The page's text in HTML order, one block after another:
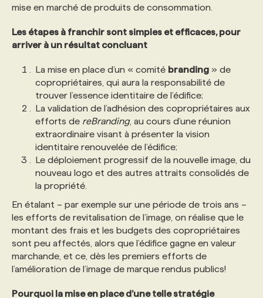
mise en marché de produits de consommation.
Les étapes à franchir sont simples et efficaces, pour
arriver à un résultat concluant
La mise en place d’un « comité branding » de
copropriétaires, qui aura la responsabilité de
trouver l’essence identitaire de l’édifice;
La validation de l’adhésion des copropriétaires aux
efforts de reBranding, au cours d’une réunion
extraordinaire visant à présenter la vision
identitaire renouvelée de l’édifice;
Le déploiement progressif de la nouvelle image, du
nouveau logo et des autres attraits consolidés de
la propriété.
En étalant – par exemple sur une période de trois ans –
les efforts de revitalisation de l’image, on réalise que le
montant des frais et les budgets des copropriétaires
sont peu affectés, alors que l’édifice gagne en valeur
marchande, et ce, dès les premiers efforts de
l’amélioration de l’image de marque rendus publics!
Pourquoi la mise en place d’une telle stratégie